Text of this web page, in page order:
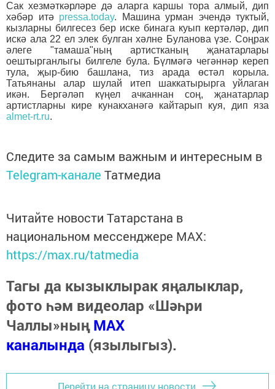
Сак хезмәткәрләре дә аларга каршы тора алмый, дип
хәбәр итә pressa.today. Машина урман эчендә туктый,
кызларны билгесез бер иске бинага куып кертәләр, дип
искә ала 22 ел элек булган хәлне Буланова үзе. Соңрак
әлеге "тамаша"ның артистканың җанатарлары
оештырганлыгы билгеле була. Бүлмәгә чегәннәр кереп
тула, җыр-бию башлана, тиз арада өстәл корыла.
Татьянаны алар шулай итеп шаккатырырга уйлаган
икән. Бергәләп күңел ачканнан соң, җанатарлар
артистларны кире кунакханәгә кайтарып куя, дип яза
almet-rt.ru.
Следите за самым важным и интересным в
Telegram-канале Татмедиа
Читайте новости Татарстана в
национальном мессенджере MАХ:
https://max.ru/tatmedia
Тагы да кызыклырак яңалыклар,
фото һәм видеолар «Шәһри
Чаллы»ныңMAX
каналында (язылыгыз).
Перейти на страницу новости